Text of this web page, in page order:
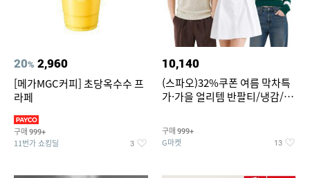
20% 2,960
[메가MGC커피] 초당옥수수 프
라페
구매 999+
11번가 쇼킹딜 3
10,140
(스파오)32%쿠폰 여름 막차특
가·가을 얼리템 반팔티/냉감/반
건 외 ~74%OFF
구매 999+
G마켓 13